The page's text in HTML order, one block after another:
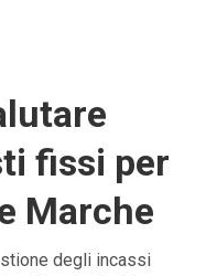
fissi per
Marche
degli incassi